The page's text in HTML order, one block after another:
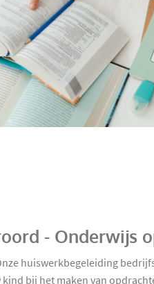
- Onderwijs
huiswerkbegeleiding
bij het maken van